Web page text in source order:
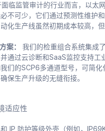
面临监管审计的行业而言，以太
不可少，它们通过预测性维护
化生产线虽然初期成本较高，
案：
我们的检重组合系统集成
通过云诊断和SaaS监控支持工
们的SCP6多通道型号，可简化
保生产升级的无缝衔接。
适应性
IP 防护等级外壳（例如，